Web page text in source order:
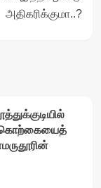
அதிகரிக்குமா..?
கொற்கையைத்